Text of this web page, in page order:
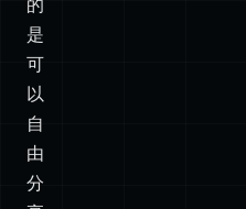
自
由
分
享
并
包
含